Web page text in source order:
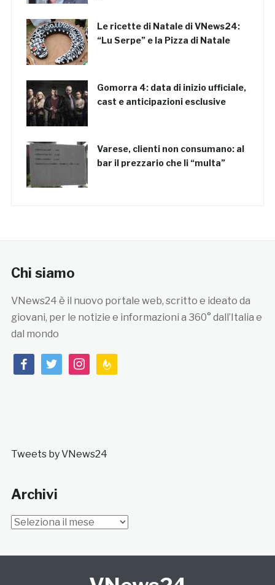
Le ricette di Natale di VNews24:
“Lu Serpe” e la Pizza di Natale
Gomorra 4: data di inizio ufficiale,
cast e anticipazioni esclusive
Varese, clienti non consumano: al
bar il prezzario che li “multa”
Chi siamo
VNews24 è il nuovo portale web, scritto e ideato da
giovani, per le notizie e informazioni a 360° dall’Italia e
dal mondo
facebooktwitterinstagramfeedburner
Tweets by VNews24
Archivi
Archivi